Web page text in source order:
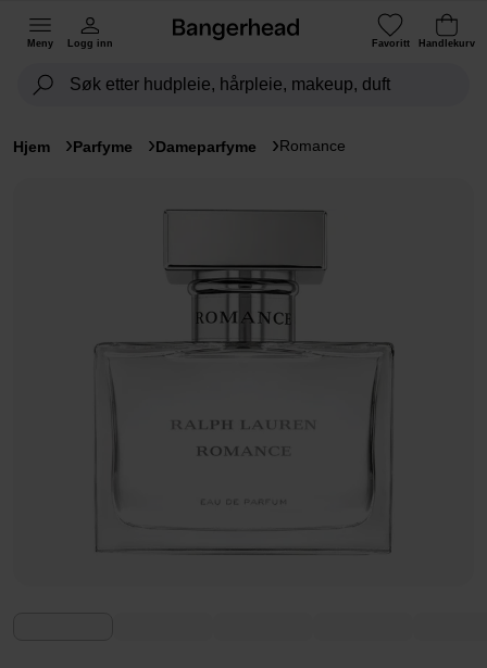
Meny Logg inn Favoritt Handlekurv
Hjem Parfyme Dameparfyme Romance